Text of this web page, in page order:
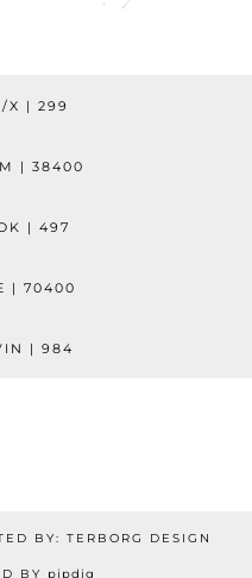
X | 299
| 38400
| 497
| 70400
| 984
BY: TERBORG DESIGN
BY pipdig